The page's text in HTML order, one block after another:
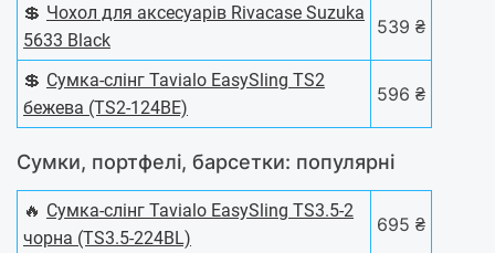
💲 Чохол для аксесуарів Rivacase Suzuka
5633 Black
539 ₴
💲 Сумка-слінг Tavialo EasySling TS2
бежева (TS2-124BE)
596 ₴
Сумки, портфелі, барсетки: популярні
🔥 Сумка-слінг Tavialo EasySling TS3.5-2
чорна (TS3.5-224BL)
695 ₴